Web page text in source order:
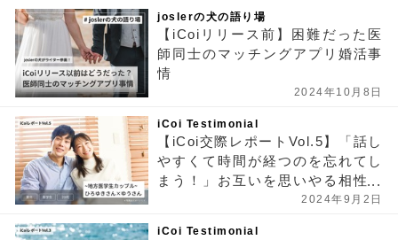
joslerの犬の語り場
【iCoiリリース前】困難だった医
師同士のマッチングアプリ婚活事
情
2024年10月8日
iCoi Testimonial
【iCoi交際レポートVol.5】「話し
やすくて時間が経つのを忘れてし
まう！」お互いを思いやる相性抜
2024年9月2日
iCoi Testimonial